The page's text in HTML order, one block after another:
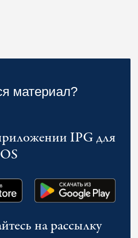
материал?
IPG для
на рассылку